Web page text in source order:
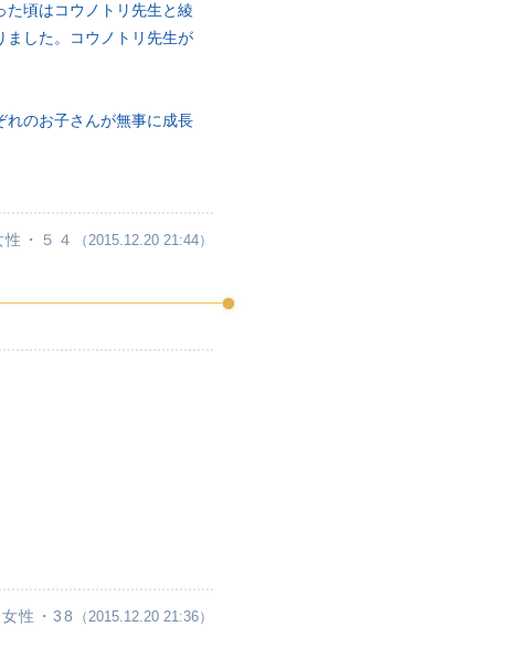
た頃はコウノトリ先生と綾
ました。コウノトリ先生が
れのお子さんが無事に成長
性・５４ （2015.12.20 21:44）
女性・38 （2015.12.20 21:36）